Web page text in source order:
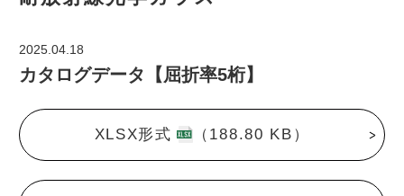
2025.04.18
カタログデータ【屈折率5桁】
XLSX形式 （188.80 KB）